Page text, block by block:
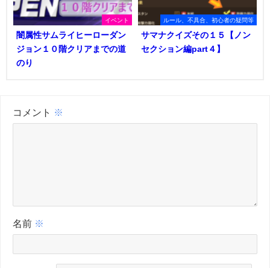
イベント
闇属性サムライヒーローダン
ジョン１０階クリアまでの道
のり
ルール、不具合、初心者の疑問等
サマナクイズその１５【ノン
セクション編part４】
コメント ※
名前 ※